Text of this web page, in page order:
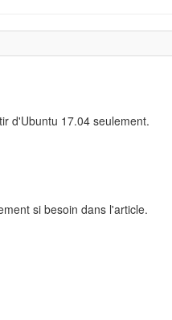
d'Ubuntu 17.04 seulement.
si besoin dans l'article.